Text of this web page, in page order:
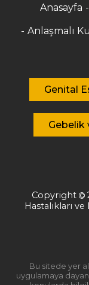
Anasayfa
Anlaşmalı
Genital
Gebelik
Copyright
Hastalıkları
Bu sitede yer
uygulamaya